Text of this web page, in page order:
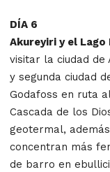
DÍA 6
Akureyiri y el Lago
visitar la ciudad
y segunda ciudad
Godafoss en ruta
Cascada de los
geotermal,
concentran más
de barro en